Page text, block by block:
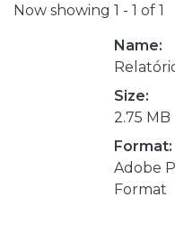
Now showing 1 - 1 of 1
Name:
Size:
2.75 MB
Format:
Adobe
Format